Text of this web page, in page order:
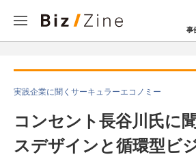
事
実践企業に聞くサーキュラーエコノミー
コンセント長谷川氏に
スデザインと循環型ビ